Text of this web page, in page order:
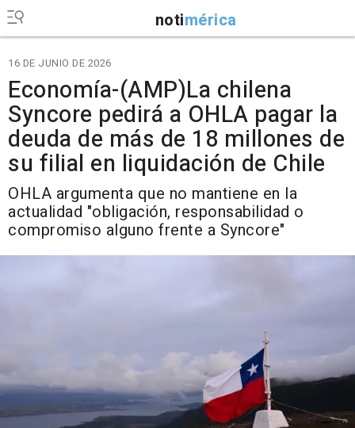
notimérica
16 DE JUNIO DE 2026
Economía-(AMP)La chilena
Syncore pedirá a OHLA pagar la
deuda de más de 18 millones de
su filial en liquidación de Chile
OHLA argumenta que no mantiene en la
actualidad "obligación, responsabilidad o
compromiso alguno frente a Syncore"